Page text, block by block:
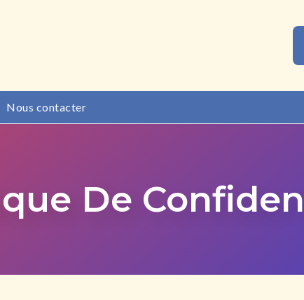
Nous contacter
De